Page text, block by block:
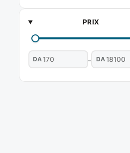
PRIX
DA – DA